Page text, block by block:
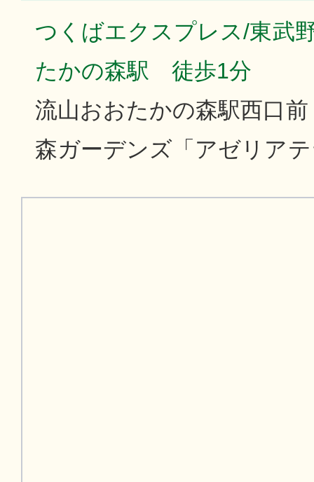
つくばエクスプレス/東武
たかの森駅 徒歩1分
流山おおたかの森駅西口
森ガーデンズ「アゼリア